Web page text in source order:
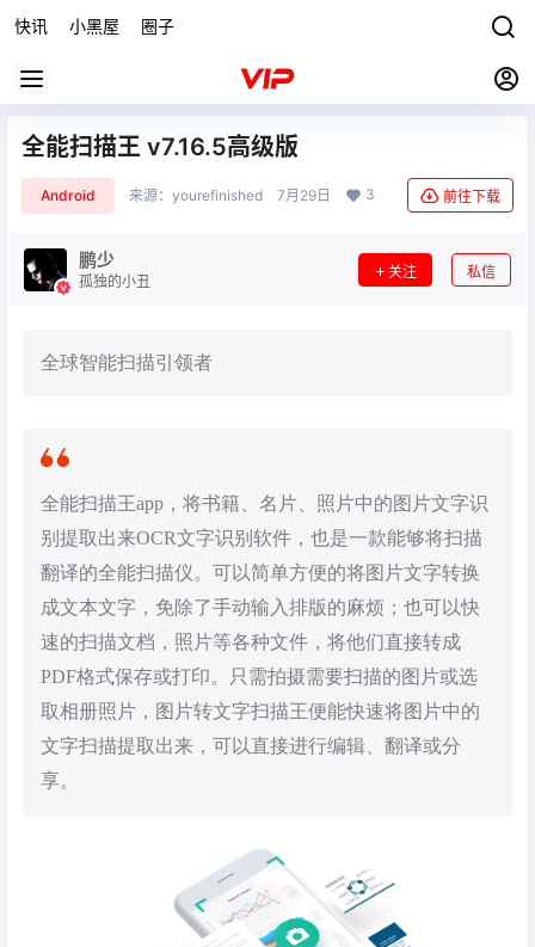
快讯 小黑屋 圈子
全能扫描王 v7.16.5高级版
Android 来源： yourefinished 7月29日 3 前往下载
鹏少
孤独的小丑
关注 私信
全球智能扫描引领者
全能扫描王app，将书籍、名片、照片中的图片文字识
别提取出来OCR文字识别软件，也是一款能够将扫描
翻译的全能扫描仪。可以简单方便的将图片文字转换
成文本文字，免除了手动输入排版的麻烦；也可以快
速的扫描文档，照片等各种文件，将他们直接转成
PDF格式保存或打印。只需拍摄需要扫描的图片或选
取相册照片，图片转文字扫描王便能快速将图片中的
文字扫描提取出来，可以直接进行编辑、翻译或分
享。